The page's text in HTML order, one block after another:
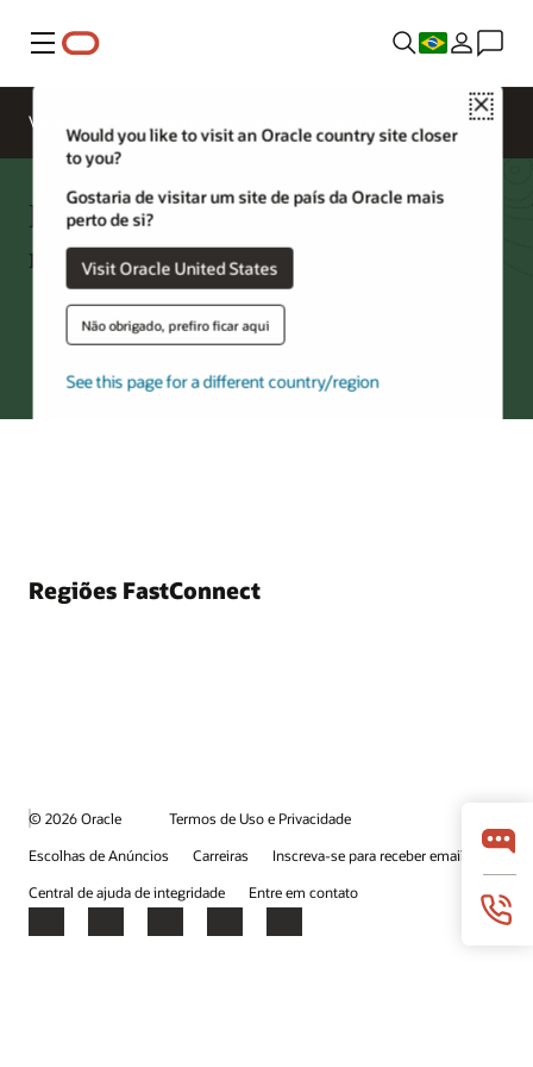
Menu
Close
Would you like to visit an Oracle country site closer
to you?
Gostaria de visitar um site de país da Oracle mais
perto de si?
Visit Oracle United States
Não obrigado, prefiro ficar aqui
See this page for a different country/region
Visão geral
FastConnect — Parceiros por
região
Experimente a Oracle Cloud
Regiões FastConnect
© 2026 Oracle
Termos de Uso e Privacidade
Escolhas de Anúncios
Carreiras
Inscreva-se para receber emails
Central de ajuda de integridade
Entre em contato
Facebook
X LinkedInYouTubeInstagram